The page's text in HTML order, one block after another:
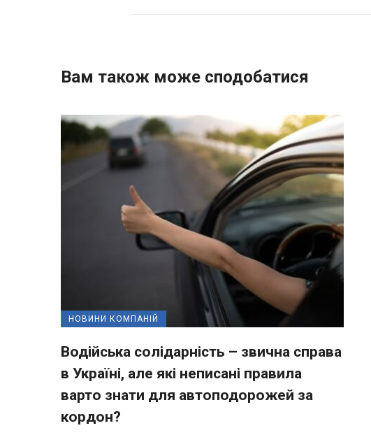
Вам також може сподобатися
НОВИНИ КОМПАНІЙ
Водійська солідарність – звична справа
в Україні, але які неписані правила
варто знати для автоподорожей за
кордон?